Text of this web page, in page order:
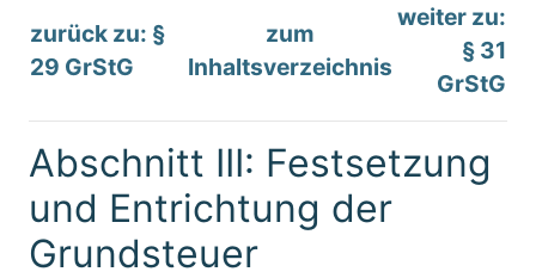
zurück zu: §
29 GrStG
zum
Inhaltsverzeichnis
weiter zu:
§ 31
GrStG
Abschnitt III: Festsetzung
und Entrichtung der
Grundsteuer